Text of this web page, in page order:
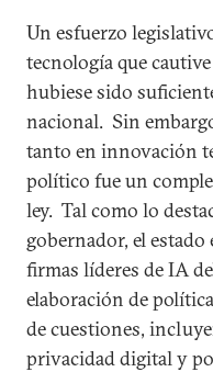
Un esfuerzo
tecnología que
hubiese sido
nacional. Sin
tanto en innovación
político fue un
ley. Tal como lo
gobernador, el estado
firmas líderes de IA
elaboración de
de cuestiones,
privacidad digital y